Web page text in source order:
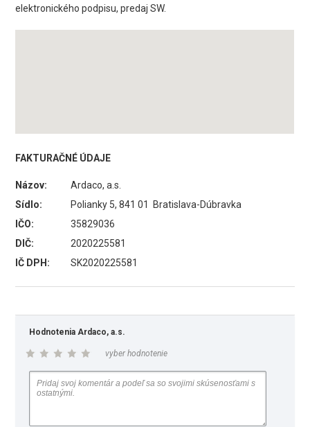
elektronického podpisu, predaj SW.
FAKTURAČNÉ ÚDAJE
Názov:
Ardaco, a.s.
Sídlo:
Polianky 5, 841 01 Bratislava-Dúbravka
IČO:
35829036
DIČ:
2020225581
IČ DPH:
SK2020225581
Hodnotenia Ardaco, a.s.
vyber hodnotenie